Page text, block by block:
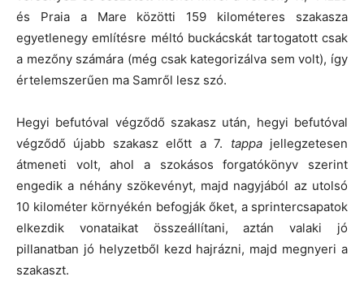
és Praia a Mare közötti 159 kilométeres szakasza
egyetlenegy említésre méltó buckácskát tartogatott csak
a mezőny számára (még csak kategorizálva sem volt), így
értelemszerűen ma Samről lesz szó.
Hegyi befutóval végződő szakasz után, hegyi befutóval
végződő újabb szakasz előtt a 7. tappa jellegzetesen
átmeneti volt, ahol a szokásos forgatókönyv szerint
engedik a néhány szökevényt, majd nagyjából az utolsó
10 kilométer környékén befogják őket, a sprintercsapatok
elkezdik vonataikat összeállítani, aztán valaki jó
pillanatban jó helyzetből kezd hajrázni, majd megnyeri a
szakaszt.